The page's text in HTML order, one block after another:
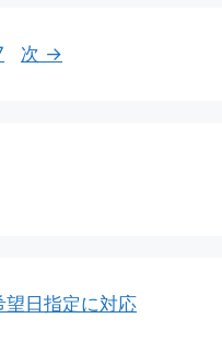
次 →
日指定に対応